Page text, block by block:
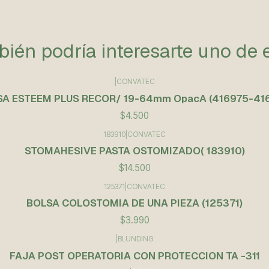
podría interesarte uno de
CONVATEC
ESTEEM PLUS RECOR/ 19-64mm OpacA (416975-
$4.500
183910 CONVATEC
STOMAHESIVE PASTA OSTOMIZADO( 183910)
$14.500
125371 CONVATEC
BOLSA COLOSTOMIA DE UNA PIEZA (125371)
$3.990
BLUNDING
FAJA POST OPERATORIA CON PROTECCION TA -311